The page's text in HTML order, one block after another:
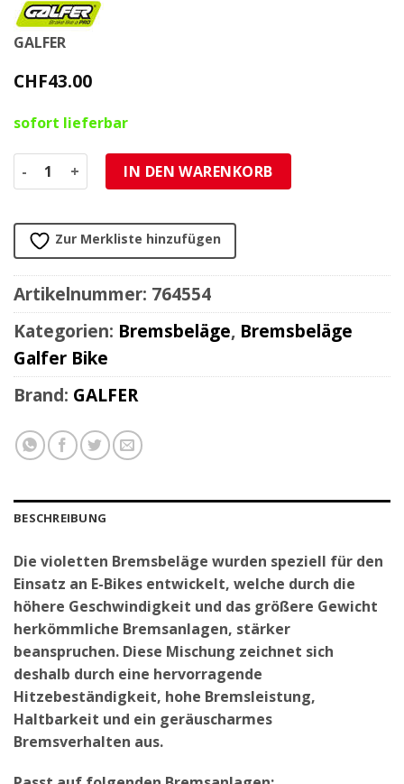
GALFER
CHF43.00
sofort lieferbar
Bremsbeläge Galfer Bike E-Bike (AVID, SRAM) Menge
IN DEN WARENKORB
Zur Merkliste hinzufügen
Artikelnummer: 764554
Kategorien: Bremsbeläge, Bremsbeläge
Galfer Bike
Brand: GALFER
BESCHREIBUNG
Die violetten Bremsbeläge wurden speziell für den
Einsatz an E-Bikes entwickelt, welche durch die
höhere Geschwindigkeit und das größere Gewicht
herkömmliche Bremsanlagen, stärker
beanspruchen. Diese Mischung zeichnet sich
deshalb durch eine hervorragende
Hitzebeständigkeit, hohe Bremsleistung,
Haltbarkeit und ein geräuscharmes
Bremsverhalten aus.